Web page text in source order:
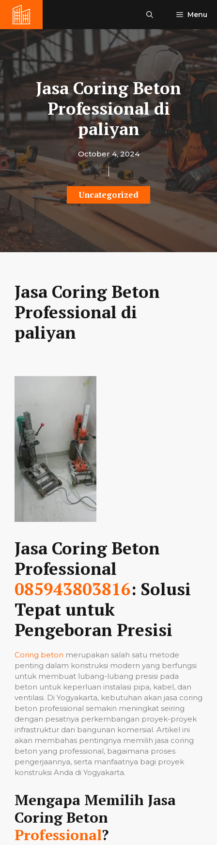
content
Menu
Jasa Coring Beton
Professional di
paliyan
October 4, 2024
Uncategorized
Jasa Coring Beton
Professional di
paliyan
Jasa Coring Beton
Professional
085943803816: Solusi
Tepat untuk
Pengeboran Presisi
Coring beton merupakan salah satu metode
penting dalam konstruksi modern yang berfungsi
untuk membuat lubang-lubang presisi pada
beton untuk keperluan instalasi pipa, kabel, dan
ventilasi. Di Yogyakarta, kebutuhan akan jasa coring
beton professional semakin meningkat seiring
dengan pesatnya perkembangan proyek-proyek
infrastruktur dan bangunan komersial. Artikel ini
akan membahas pentingnya memilih jasa coring
beton yang professional, bagaimana proses
pengerjaannya, serta manfaatnya bagi proyek
konstruksi Anda di Yogyakarta.
Mengapa Memilih Jasa
Coring Beton
Professional?